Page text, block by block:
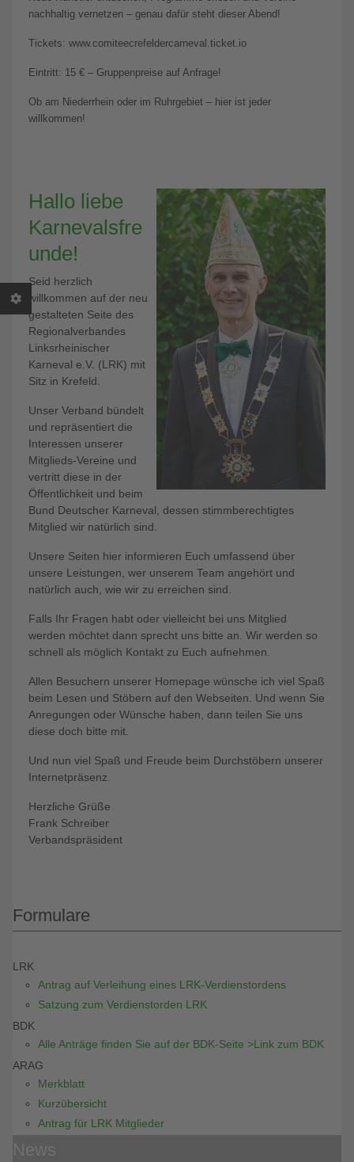
nachhaltig vernetzen – genau dafür steht dieser Abend!
Tickets: www.comiteecrefeldercarneval.ticket.io
Eintritt: 15 € – Gruppenpreise auf Anfrage!
Ob am Niederrhein oder im Ruhrgebiet – hier ist jeder
willkommen!
Hallo liebe
Karnevalsfre
unde!
Seid herzlich
willkommen auf der neu
gestalteten Seite des
Regionalverbandes
Linksrheinischer
Karneval e.V. (LRK) mit
Sitz in Krefeld.
Unser Verband bündelt
und repräsentiert die
Interessen unserer
Mitglieds-Vereine und
vertritt diese in der
Öffentlichkeit und beim
Bund Deutscher Karneval, dessen stimmberechtigtes
Mitglied wir natürlich sind.
Unsere Seiten hier informieren Euch umfassend über
unsere Leistungen, wer unserem Team angehört und
natürlich auch, wie wir zu erreichen sind.
Falls Ihr Fragen habt oder vielleicht bei uns Mitglied
werden möchtet dann sprecht uns bitte an. Wir werden so
schnell als möglich Kontakt zu Euch aufnehmen.
Allen Besuchern unserer Homepage wünsche ich viel Spaß
beim Lesen und Stöbern auf den Webseiten. Und wenn Sie
Anregungen oder Wünsche haben, dann teilen Sie uns
diese doch bitte mit.
Und nun viel Spaß und Freude beim Durchstöbern unserer
Internetpräsenz.
Herzliche Grüße
Frank Schreiber
Verbandspräsident
Formulare
LRK
Antrag auf Verleihung eines LRK-Verdienstordens
Satzung zum Verdienstorden LRK
BDK
Alle Anträge finden Sie auf der BDK-Seite >Link zum BDK
ARAG
Merkblatt
Kurzübersicht
Antrag für LRK Mitglieder